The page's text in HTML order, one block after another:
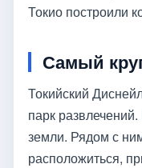
Токио построили
Самый
Токийский
парк
земли. Рядом с
расположиться,